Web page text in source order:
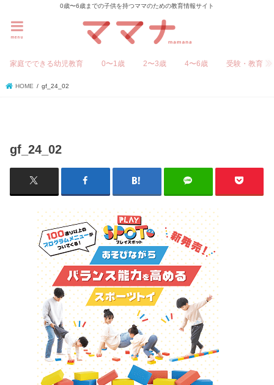
0歳〜6歳までの子供を持つママのための教育情報サイト
menu
家庭でできる幼児教育 0〜1歳 2〜3歳 4〜6歳 受験・教育
HOME gf_24_02
gf_24_02